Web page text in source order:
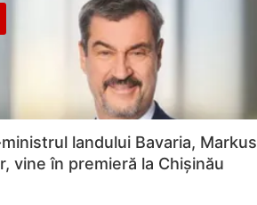
landului Bavaria, Markus
vine în premieră la Chișinău